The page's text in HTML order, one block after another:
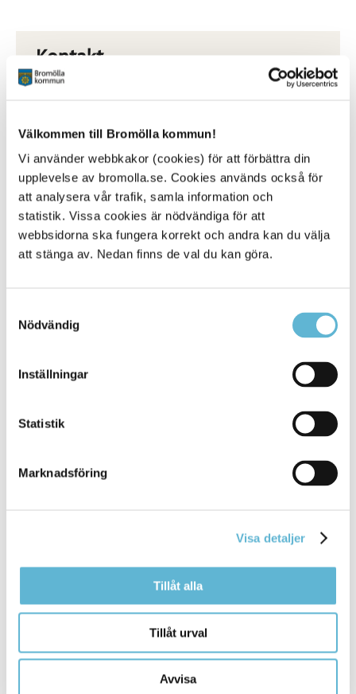
Välkommen till Bromölla kommun!
Vi använder webbkakor (cookies) för att förbättra din
upplevelse av bromolla.se. Cookies används också för
att analysera vår trafik, samla information och
statistik. Vissa cookies är nödvändiga för att
webbsidorna ska fungera korrekt och andra kan du välja
att stänga av. Nedan finns de val du kan göra.
Nödvändig
Inställningar
Statistik
Marknadsföring
Visa detaljer
Tillåt alla
Tillåt urval
Avvisa
Kontakt
Sofie Block
sofie.block@bromolla.se
Sidan senast uppdaterad:den 7 May 2026
Kommunhuset, Storgatan 48
Växel: 0456-82 20 00
Org.nr: 212000-0894